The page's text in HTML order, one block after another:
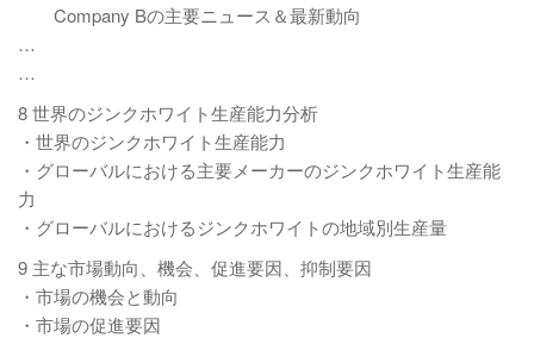
Company Bの主要ニュース＆最新動向
…
…
8 世界のジンクホワイト生産能力分析
・世界のジンクホワイト生産能力
・グローバルにおける主要メーカーのジンクホワイト生産能
力
・グローバルにおけるジンクホワイトの地域別生産量
9 主な市場動向、機会、促進要因、抑制要因
・市場の機会と動向
・市場の促進要因